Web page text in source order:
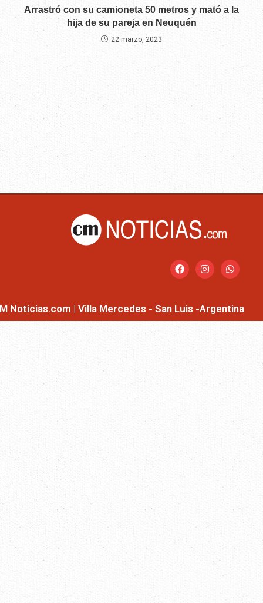
Arrastró con su camioneta 50 metros y mató a la
hija de su pareja en Neuquén
22 marzo, 2023
Noticias.com | Villa Mercedes - San Luis -Argentina